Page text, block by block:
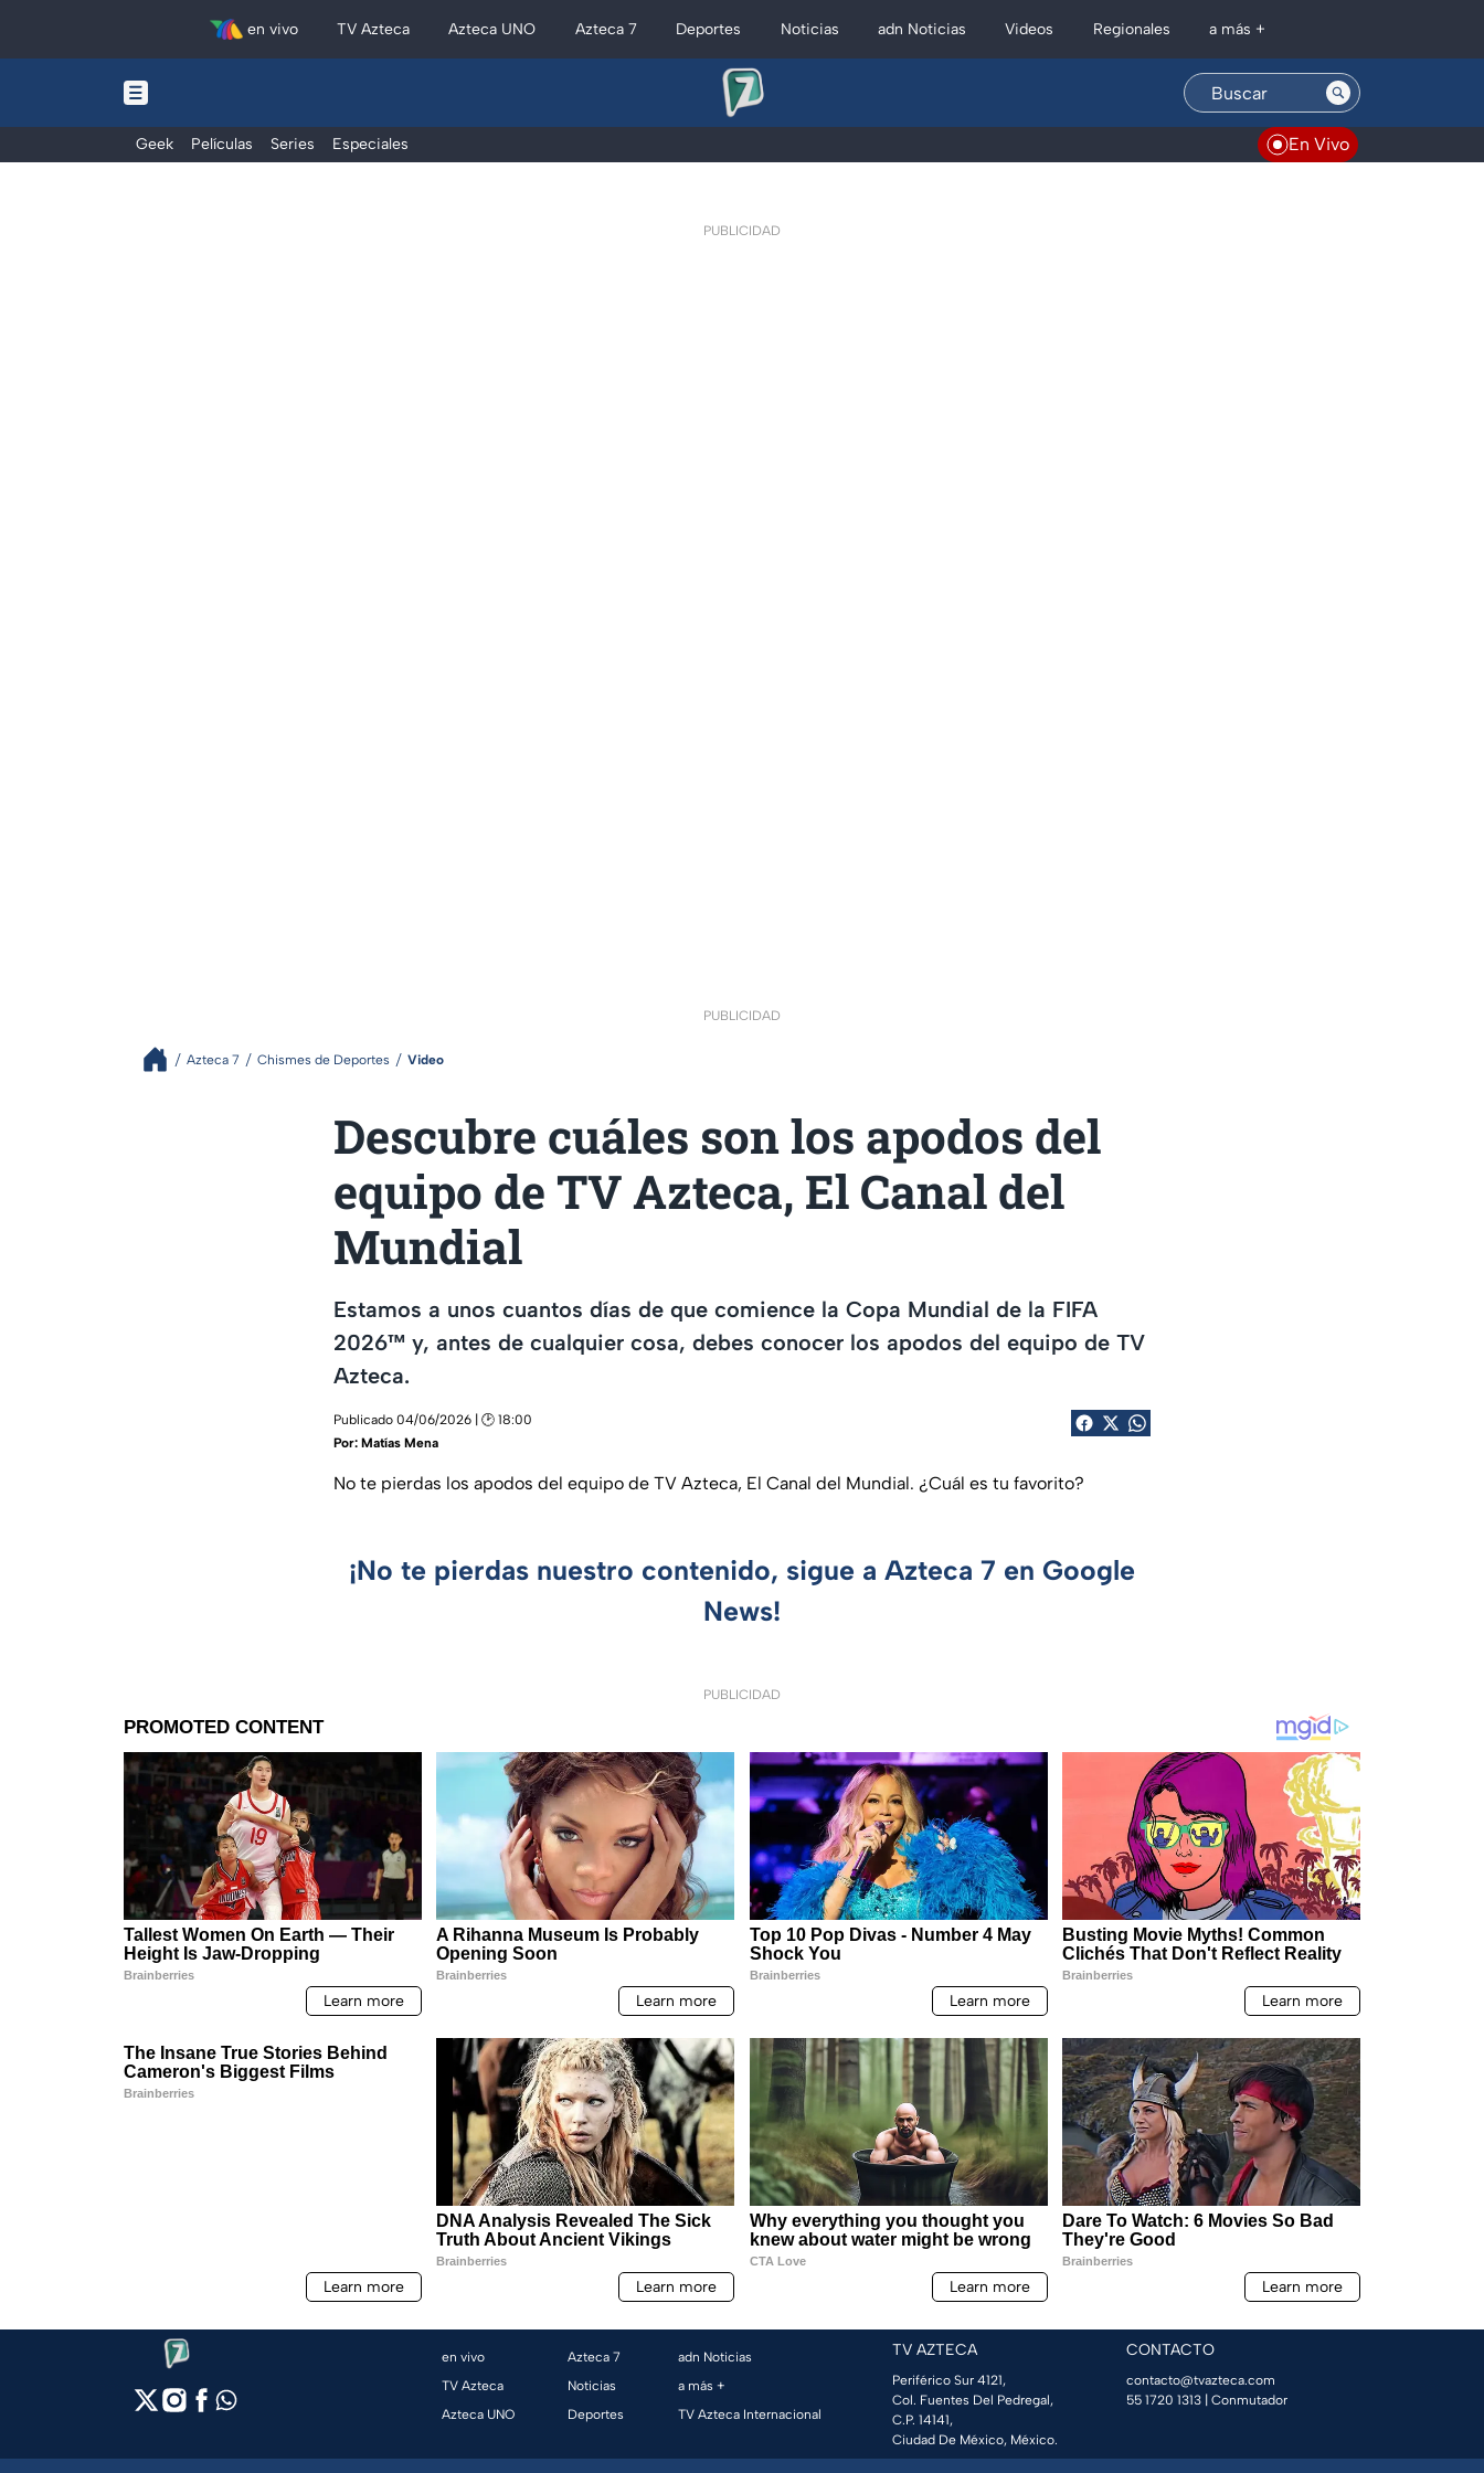
en vivo TV Azteca Azteca UNO Azteca 7 Deportes Noticias adn Noticias Videos Regionales a más +
Geek Películas Series Especiales En Vivo
PUBLICIDAD
PUBLICIDAD
Azteca 7 Chismes de Deportes Video
Descubre cuáles son los apodos del
equipo de TV Azteca, El Canal del
Mundial
Estamos a unos cuantos días de que comience la Copa Mundial de la FIFA
2026™ y, antes de cualquier cosa, debes conocer los apodos del equipo de TV
Azteca.
Publicado 04/06/2026 | 🕑 18:00
Por: Matías Mena
No te pierdas los apodos del equipo de TV Azteca, El Canal del Mundial. ¿Cuál es tu favorito?
¡No te pierdas nuestro contenido, sigue a Azteca 7 en Google
News!
PUBLICIDAD
en vivo
TV Azteca
Azteca UNO
Azteca 7
Noticias
Deportes
adn Noticias
a más +
TV Azteca Internacional
TV AZTECA
Periférico Sur 4121,
Col. Fuentes Del Pedregal,
C.P. 14141,
Ciudad De México, México.
CONTACTO
contacto@tvazteca.com
55 1720 1313 | Conmutador